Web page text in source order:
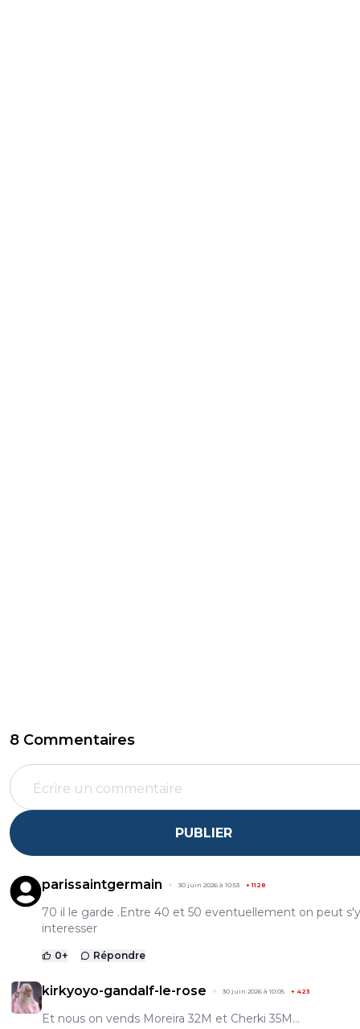
8 Commentaires
PUBLIER
parissaintgermain 30 juin 2026 à 10:53 +1128
70 il le garde .Entre 40 et 50 eventuellement on peut s'y
interesser
0+ Répondre
kirkyoyo-gandalf-le-rose 30 juin 2026 à 10:05 + 423
Et nous on vends Moreira 32M et Cherki 35M…